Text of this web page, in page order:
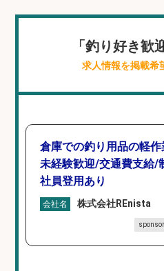
「釣り好き歓
求人情報を掲載希
倉庫での釣り用品の軽
未経験歓迎/交通費支給/
社員登用あり
会社名 株式会社REnista